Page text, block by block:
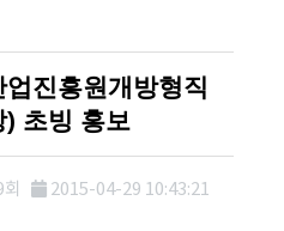
업진흥원개방형직
) 초빙 홍보
2015-04-29 10:43:21